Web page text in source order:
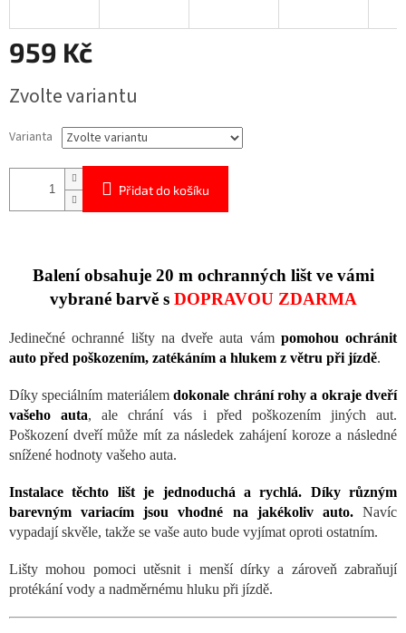
959 Kč
cena:
Zvolte variantu
Varianta
Přidat do košíku
Balení obsahuje 20 m ochranných lišt ve vámi
vybrané barvě s DOPRAVOU ZDARMA
Jedinečné ochranné lišty na dveře auta vám pomohou ochránit
auto před poškozením, zatékáním a hlukem z větru při jízdě.
Díky speciálním materiálemdokonale chrání rohy a okraje dveří
vašeho auta, ale chrání vás i před poškozením jiných aut.
Poškození dveří může mít za následek zahájení koroze a následné
snížené hodnoty vašeho auta.
Instalace těchto lišt je jednoduchá a rychlá. Díky různým
barevným variacím jsou vhodné na jakékoliv auto.Navíc
vypadají skvěle, takže se vaše auto bude vyjímat oproti ostatním.
Lišty mohou pomoci utěsnit i menší dírky a zároveň zabraňují
protékání vody a nadměrnému hluku při jízdě.